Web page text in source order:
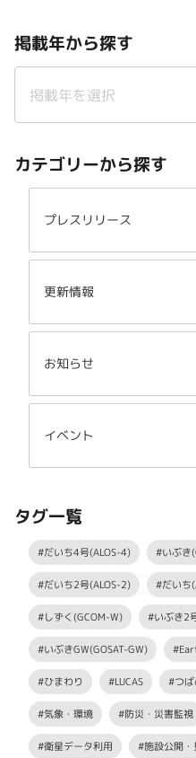
掲載年から探す
カテゴリーから探す
プレスリリース
更新情報
お知らせ
イベント
タグ一覧
#だいち4号(ALOS-4) #いぶき
#だいち2号(ALOS-2) #だいち
#しずく(GCOM-W) #いぶき2
#いぶきGW(GOSAT-GW)
#ひまわり #LUCAS #つば
#気象・環境 #防災・災害監視
#衛星データ利用 #施設公開・